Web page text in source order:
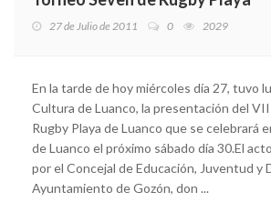
27 de Julio de 2011 0 2029
En la tarde de hoy miércoles día 27, tuvo
Cultura de Luanco, la presentación del
Rugby Playa de Luanco que se celebrará
de Luanco el próximo sábado día 30.El
por el Concejal de Educación, Juventud y
Ayuntamiento de Gozón, don ...